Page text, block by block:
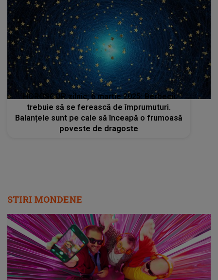
HOROSCOP zilnic, 6 martie 2025: Berbecii
trebuie să se ferească de împrumuturi.
Balanțele sunt pe cale să înceapă o frumoasă
poveste de dragoste
STIRI MONDENE